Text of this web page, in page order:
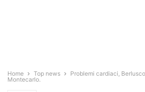
Home Top news
Problemi cardiaci,
Montecarlo.